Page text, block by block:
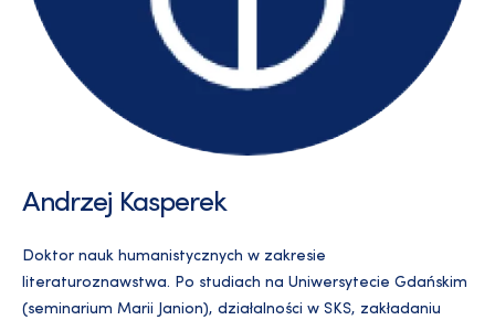
Andrzej Kasperek
Doktor nauk humanistycznych w zakresie
literaturoznawstwa. Po studiach na Uniwersytecie Gdańskim
(seminarium Marii Janion), działalności w SKS, zakładaniu